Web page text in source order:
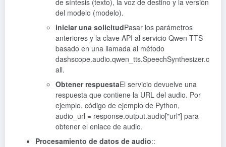
de síntesis (texto), la voz de destino y la versión
del modelo (modelo).
iniciar una solicitudPasar los parámetros
anteriores y la clave API al servicio Qwen-TTS
basado en una llamada al método
dashscope.audio.qwen_tts.SpeechSynthesizer.c
all.
Obtener respuestaEl servicio devuelve una
respuesta que contiene la URL del audio. Por
ejemplo, código de ejemplo de Python,
audio_url = response.output.audio["url"] para
obtener el enlace de audio.
Procesamiento de datos de audio::